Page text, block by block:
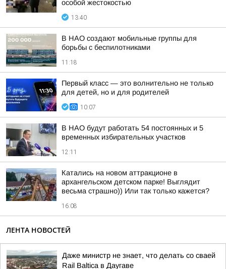
особой жестокостью
13:40
В НАО создают мобильные группы для
борьбы с беспилотниками
11:18
Первый класс — это волнительно не только
для детей, но и для родителей
10:07
В НАО будут работать 54 постоянных и 5
временных избирательных участков
12:11
Катались на новом аттракционе в
архангельском детском парке! Выглядит
весьма страшно)) Или так только кажется?
16:08
ЛЕНТА НОВОСТЕЙ
Даже министр не знает, что делать со сваей
Rail Baltica в Даугаве